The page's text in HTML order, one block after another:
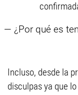
— ¿Por qué es
Incluso, desde la
disculpas ya que